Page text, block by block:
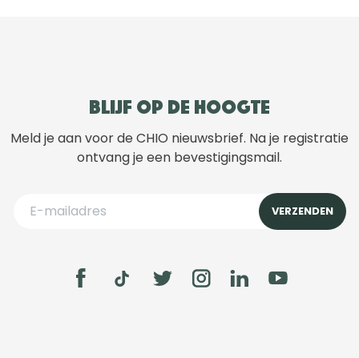
Blijf op de hoogte
Meld je aan voor de CHIO nieuwsbrief. Na je registratie
ontvang je een bevestigingsmail.